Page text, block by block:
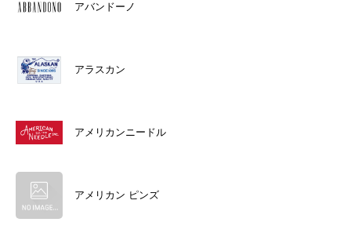
アバンドーノ
アラスカン
アメリカンニードル
アメリカン ピンズ